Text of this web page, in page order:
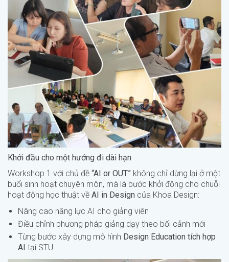
Khởi đầu cho một hướng đi dài hạn
Workshop 1 với chủ đề “AI or OUT” không chỉ dừng lại ở một
buổi sinh hoạt chuyên môn, mà là bước khởi động cho chuỗi
hoạt động học thuật về AI in Design của Khoa Design:
Nâng cao năng lực AI cho giảng viên
Điều chỉnh phương pháp giảng dạy theo bối cảnh mới
Từng bước xây dựng mô hình Design Education tích hợp
AI tại STU